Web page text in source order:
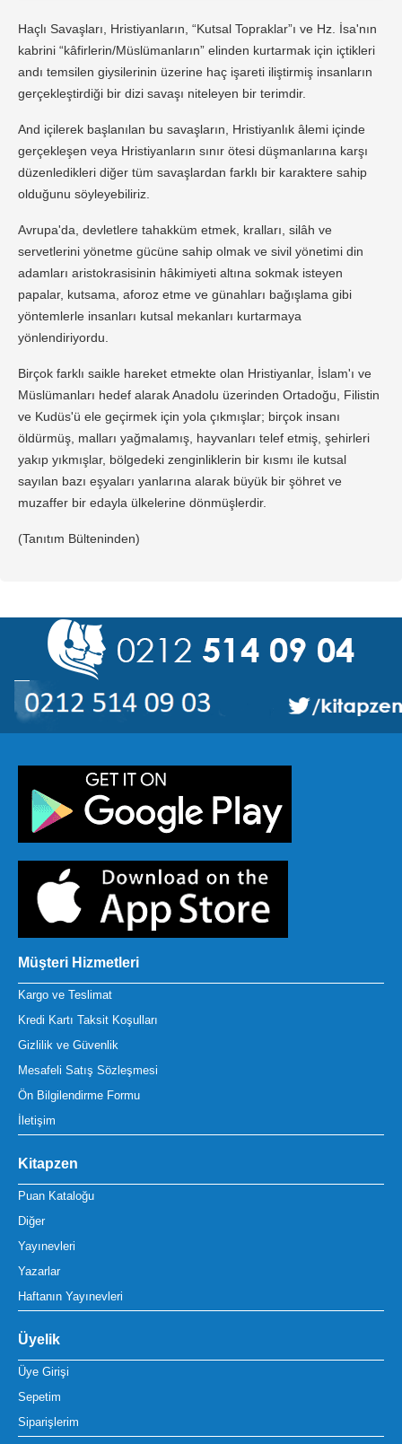
Haçlı Savaşları, Hristiyanların, “Kutsal Topraklar”ı ve Hz. İsa'nın
kabrini “kâfirlerin/Müslümanların” elinden kurtarmak için içtikleri
andı temsilen giysilerinin üzerine haç işareti iliştirmiş insanların
gerçekleştirdiği bir dizi savaşı niteleyen bir terimdir.
And içilerek başlanılan bu savaşların, Hristiyanlık âlemi içinde
gerçekleşen veya Hristiyanların sınır ötesi düşmanlarına karşı
düzenledikleri diğer tüm savaşlardan farklı bir karaktere sahip
olduğunu söyleyebiliriz.
Avrupa'da, devletlere tahakküm etmek, kralları, silâh ve
servetlerini yönetme gücüne sahip olmak ve sivil yönetimi din
adamları aristokrasisinin hâkimiyeti altına sokmak isteyen
papalar, kutsama, aforoz etme ve günahları bağışlama gibi
yöntemlerle insanları kutsal mekanları kurtarmaya
yönlendiriyordu.
Birçok farklı saikle hareket etmekte olan Hristiyanlar, İslam'ı ve
Müslümanları hedef alarak Anadolu üzerinden Ortadoğu, Filistin
ve Kudüs'ü ele geçirmek için yola çıkmışlar; birçok insanı
öldürmüş, malları yağmalamış, hayvanları telef etmiş, şehirleri
yakıp yıkmışlar, bölgedeki zenginliklerin bir kısmı ile kutsal
sayılan bazı eşyaları yanlarına alarak büyük bir şöhret ve
muzaffer bir edayla ülkelerine dönmüşlerdir.
(Tanıtım Bülteninden)
Müşteri Hizmetleri
Kargo ve Teslimat
Kredi Kartı Taksit Koşulları
Gizlilik ve Güvenlik
Mesafeli Satış Sözleşmesi
Ön Bilgilendirme Formu
İletişim
Kitapzen
Puan Kataloğu
Diğer
Yayınevleri
Yazarlar
Haftanın Yayınevleri
Üyelik
Üye Girişi
Sepetim
Siparişlerim